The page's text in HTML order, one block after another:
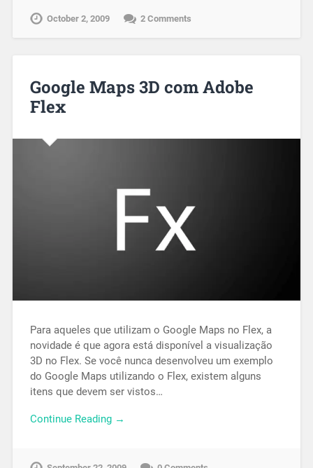
October 2, 2009 2 Comments
Google Maps 3D com Adobe
Flex
Para aqueles que utilizam o Google Maps no Flex, a
novidade é que agora está disponível a visualização
3D no Flex. Se você nunca desenvolveu um exemplo
do Google Maps utilizando o Flex, existem alguns
itens que devem ser vistos…
Continue Reading →